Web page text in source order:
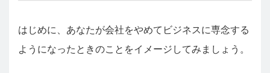
はじめに、あなたが会社をやめてビジネスに専念する
ようになったときのことをイメージしてみましょう。